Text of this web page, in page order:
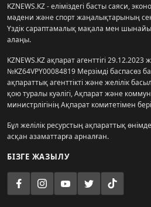
KZNEWS.KZ - еліміздегі басты саяси,
мәдени және спорт жаңалықтарының
Үздік сараптамалық мақала мен
алаңы.
KZNEWS.KZ ақпарат агенттігі 29.12.2023
№KZ64VPY00084819 Мерзімді баспасөз
ақпараттық агенттікті және желілік
қою туралы куәлігі, Ақпарат және
министрлігінің Ақпарат комитетімен
Бұл желілік ресурстың ақпараттық
асқан азаматтарға арналған.
БІЗГЕ ЖАЗЫЛУ